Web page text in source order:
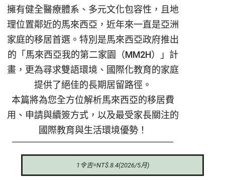
擁有健全醫療體系、多元文化包容性，且地
理位置鄰近的馬來西亞，近年來一直是亞洲
家庭的移居首選。特別是馬來西亞政府推出
的「馬來西亞我的第二家園（MM2H）」計
畫，更為尋求雙語環境、國際化教育的家庭
提供了絕佳的長期居留路徑。
本篇將為您全方位解析馬來西亞的移居費
用、申請與續簽方式，以及最受家長關注的
國際教育與生活環境優勢！
1令吉=NT$.8.4(2026/5月)